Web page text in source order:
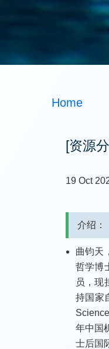
Home
[资源
19 Oct
介绍：
曲钧天
哲学博
员，现
持国家
年中国
士后国